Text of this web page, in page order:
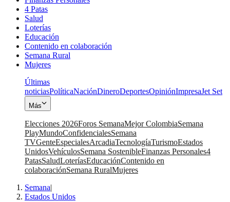
4 Patas
Salud
Loterías
Educación
Contenido en colaboración
Semana Rural
Mujeres
Últimas
noticiasPolíticaNaciónDineroDeportesOpiniónImpresaJet Set
Más
Elecciones 2026Foros SemanaMejor ColombiaSemana
PlayMundoConfidencialesSemana
TVGenteEspecialesArcadiaTecnologíaTurismoEstados
UnidosVehículosSemana SostenibleFinanzas Personales4
PatasSaludLoteríasEducaciónContenido en
colaboraciónSemana RuralMujeres
Semana|
Estados Unidos